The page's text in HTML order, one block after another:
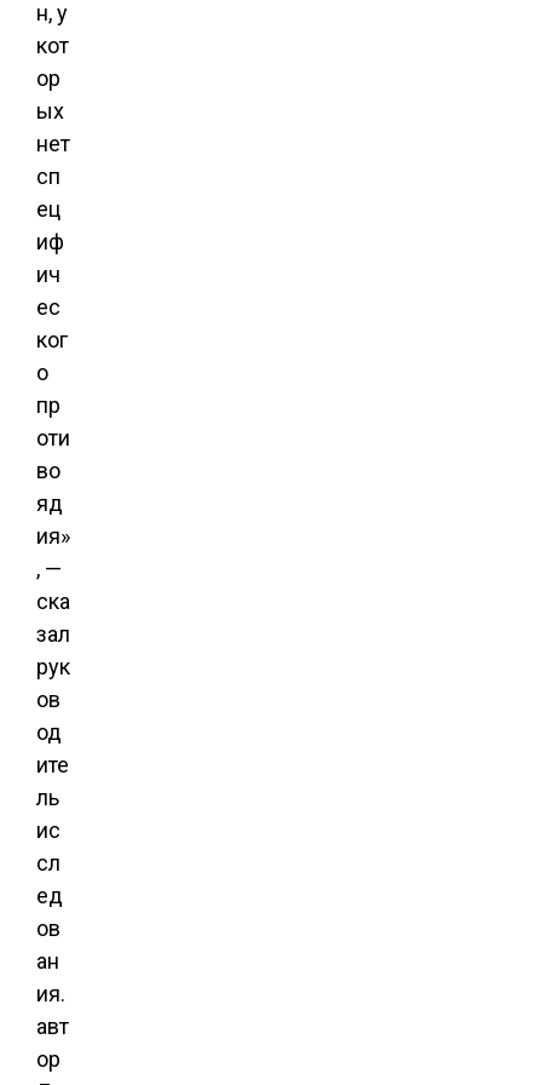
н, у
кот
ор
ых
нет
сп
ец
иф
ич
ес
ког
о
пр
оти
во
яд
ия»
, —
ска
зал
рук
ов
од
ите
ль
ис
сл
ед
ов
ан
ия.
авт
ор